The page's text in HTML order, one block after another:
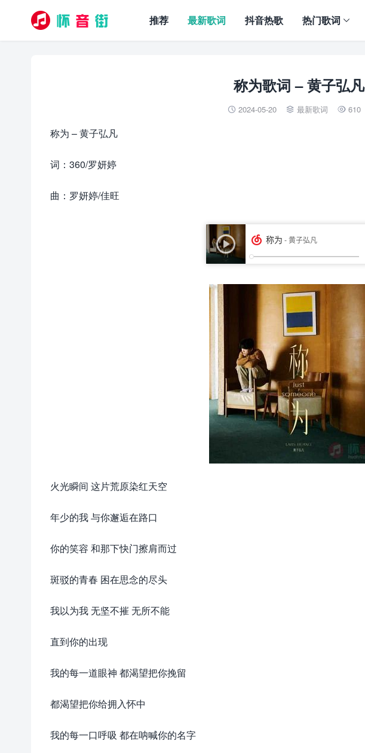
推荐 最新歌词 抖音热歌 热门歌词
称为歌词 – 黄子弘凡
 2024-05-20  最新歌词  610
称为 – 黄子弘凡
词：360/罗妍婷
曲：罗妍婷/佳旺
火光瞬间 这片荒原染红天空
年少的我 与你邂逅在路口
你的笑容 和那下快门擦肩而过
斑驳的青春 困在思念的尽头
我以为我 无坚不摧 无所不能
直到你的出现
我的每一道眼神 都渴望把你挽留
都渴望把你给拥入怀中
我的每一口呼吸 都在呐喊你的名字